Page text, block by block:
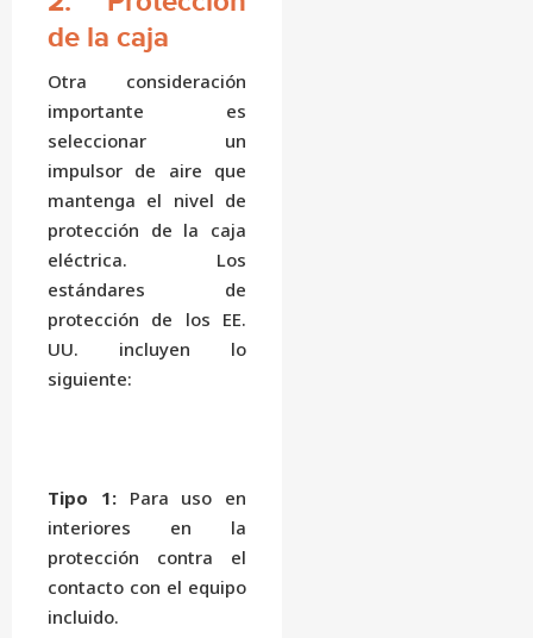
de la caja
Otra consideración
importante es
seleccionar un
impulsor de aire que
mantenga el nivel de
protección de la caja
eléctrica. Los
estándares de
protección de los EE.
UU. incluyen lo
siguiente:
Tipo 1:Para uso en
interiores en la
protección contra el
contacto con el equipo
incluido.